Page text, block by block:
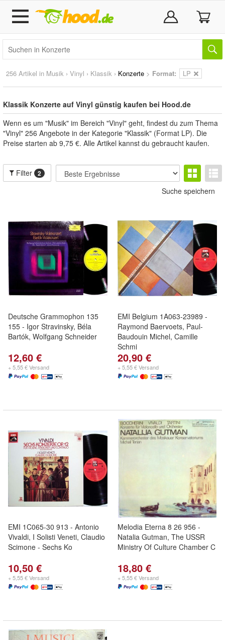
256 Artikel in Musik › Vinyl › Klassik › Konzerte > Format: LP
Klassik Konzerte auf Vinyl günstig kaufen bei Hood.de
Wenn es um "Musik" im Bereich "Vinyl" geht, findest du zum Thema
"Vinyl" 256 Angebote in der Kategorie "Klassik" (Format LP). Die
Preise starten ab 9,75 €. Alle Artikel kannst du gebraucht kaufen.
Filter 2
Suche speichern
Deutsche Grammophon 135
155 - Igor Stravinsky, Béla
Bartók, Wolfgang Schneider
12,60 €
+ 5,55 € Versand
EMI Belgium 1A063-23989 -
Raymond Baervoets, Paul-
Baudouin Michel, Camille
Schmi
20,90 €
+ 5,55 € Versand
EMI 1C065-30 913 - Antonio
Vivaldi, I Solisti Veneti, Claudio
Scimone - Sechs Ko
10,50 €
+ 5,55 € Versand
Melodia Eterna 8 26 956 -
Natalia Gutman, The USSR
Ministry Of Culture Chamber C
18,80 €
+ 5,55 € Versand